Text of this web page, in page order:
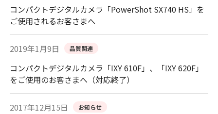
コンパクトデジタルカメラ「PowerShot SX740 HS」を
ご使用されるお客さまへ
2019年1月9日 品質関連
コンパクトデジタルカメラ「IXY 610F」、「IXY 620F」
をご使用のお客さまへ（対応終了）
2017年12月15日 お知らせ